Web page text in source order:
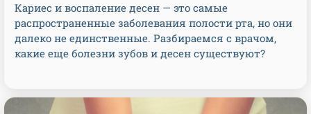
Кариес и воспаление десен — это самые
распространенные заболевания полости рта, но они
далеко не единственные. Разбираемся с врачом,
какие еще болезни зубов и десен существуют?